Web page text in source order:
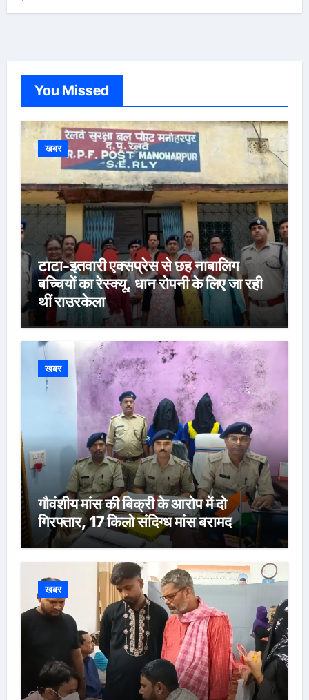
You Missed
खबर
टाटा-इतवारी एक्सप्रेस से छह नाबालिग
बच्चियों का रेस्क्यू, धान रोपनी के लिए जा रही
थीं राउरकेला
खबर
गौवंशीय मांस की बिक्री के आरोप में दो
गिरफ्तार, 17 किलो संदिग्ध मांस बरामद
खबर